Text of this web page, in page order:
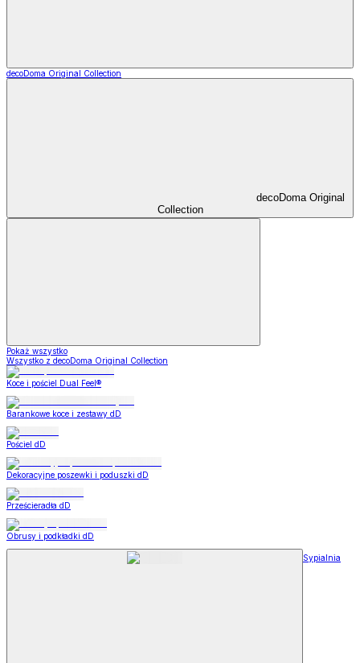
decoDoma Original Collection
decoDoma Original
Collection
Pokaż wszystko
Wszystko z decoDoma Original Collection
Koce i pościel Dual Feel®
Barankowe koce i zestawy dD
Pościel dD
Dekoracyjne poszewki i poduszki dD
Prześcieradła dD
Obrusy i podkładki dD
Sypialnia